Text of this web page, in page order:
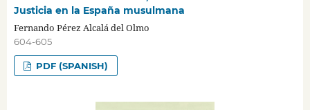
Justicia en la España musulmana
Fernando Pérez Alcalá del Olmo
604-605
PDF (SPANISH)